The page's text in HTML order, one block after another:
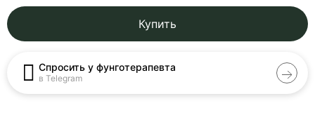
Купить
Спросить у фунготерапевта
в Telegram